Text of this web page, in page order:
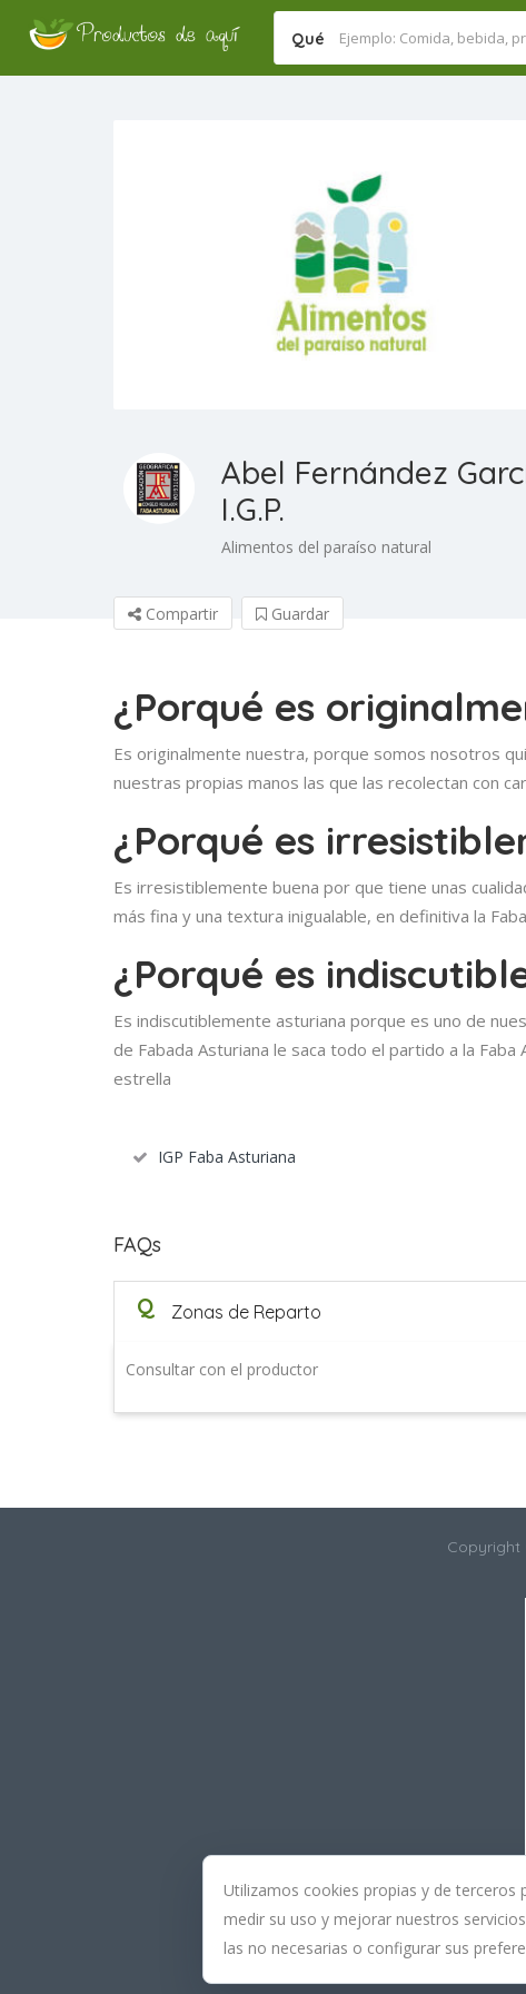
Qué
Abel Fernández
I.G.P.
Alimentos del paraíso natural
Compartir Guardar
¿Porqué es
Es originalmente nuestra, porque somos nosotros
nuestras propias manos las que las recolectan con
¿Porqué es
Es irresistiblemente buena por que tiene unas
más fina y una textura inigualable, en definitiva la
¿Porqué es
Es indiscutiblemente asturiana porque es uno de
de Fabada Asturiana le saca todo el partido a la
estrella
IGP Faba Asturiana
FAQs
Q Zonas de Reparto
Consultar con el productor
Copyright
Utilizamos cookies propias y de
medir su uso y mejorar nuestros
las no necesarias o configurar sus